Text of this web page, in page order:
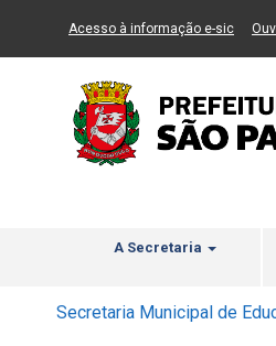
Ir ao Conteúdo Ir para
Acesso à informação e-sic(Link
A Secretaria
Secretaria Municipal de